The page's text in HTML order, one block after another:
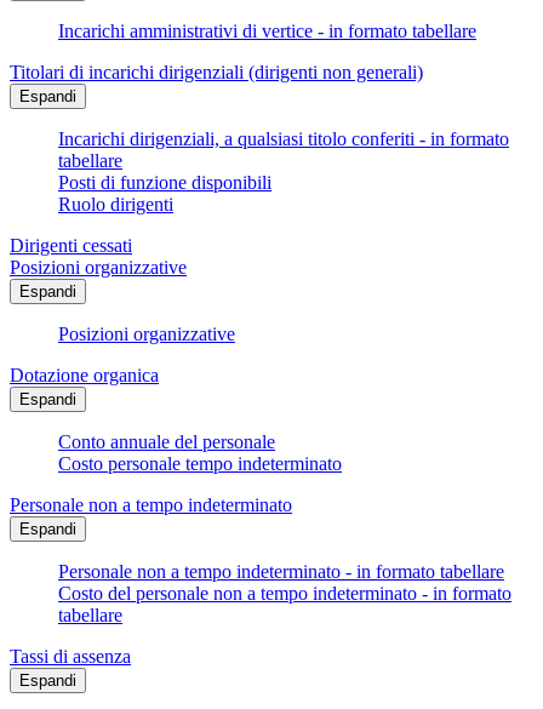
Incarichi amministrativi di vertice - in formato tabellare
Titolari di incarichi dirigenziali (dirigenti non generali)
Espandi
Incarichi dirigenziali, a qualsiasi titolo conferiti - in formato
tabellare
Posti di funzione disponibili
Ruolo dirigenti
Dirigenti cessati
Posizioni organizzative
Espandi
Posizioni organizzative
Dotazione organica
Espandi
Conto annuale del personale
Costo personale tempo indeterminato
Personale non a tempo indeterminato
Espandi
Personale non a tempo indeterminato - in formato tabellare
Costo del personale non a tempo indeterminato - in formato
tabellare
Tassi di assenza
Espandi